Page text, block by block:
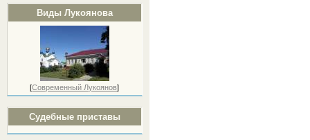
Виды Лукоянова
[Современный Лукоянов]
Судебные приставы